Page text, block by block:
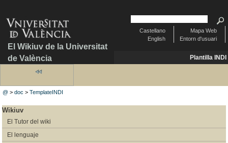
El Wikiuv de la Universitat
de València
Mapa Web
Entorn d'usuari
Castellano
English
Plantilla INDI
@ >doc >TemplateINDI
Wikiuv
El Tutor del wiki
El lenguaje